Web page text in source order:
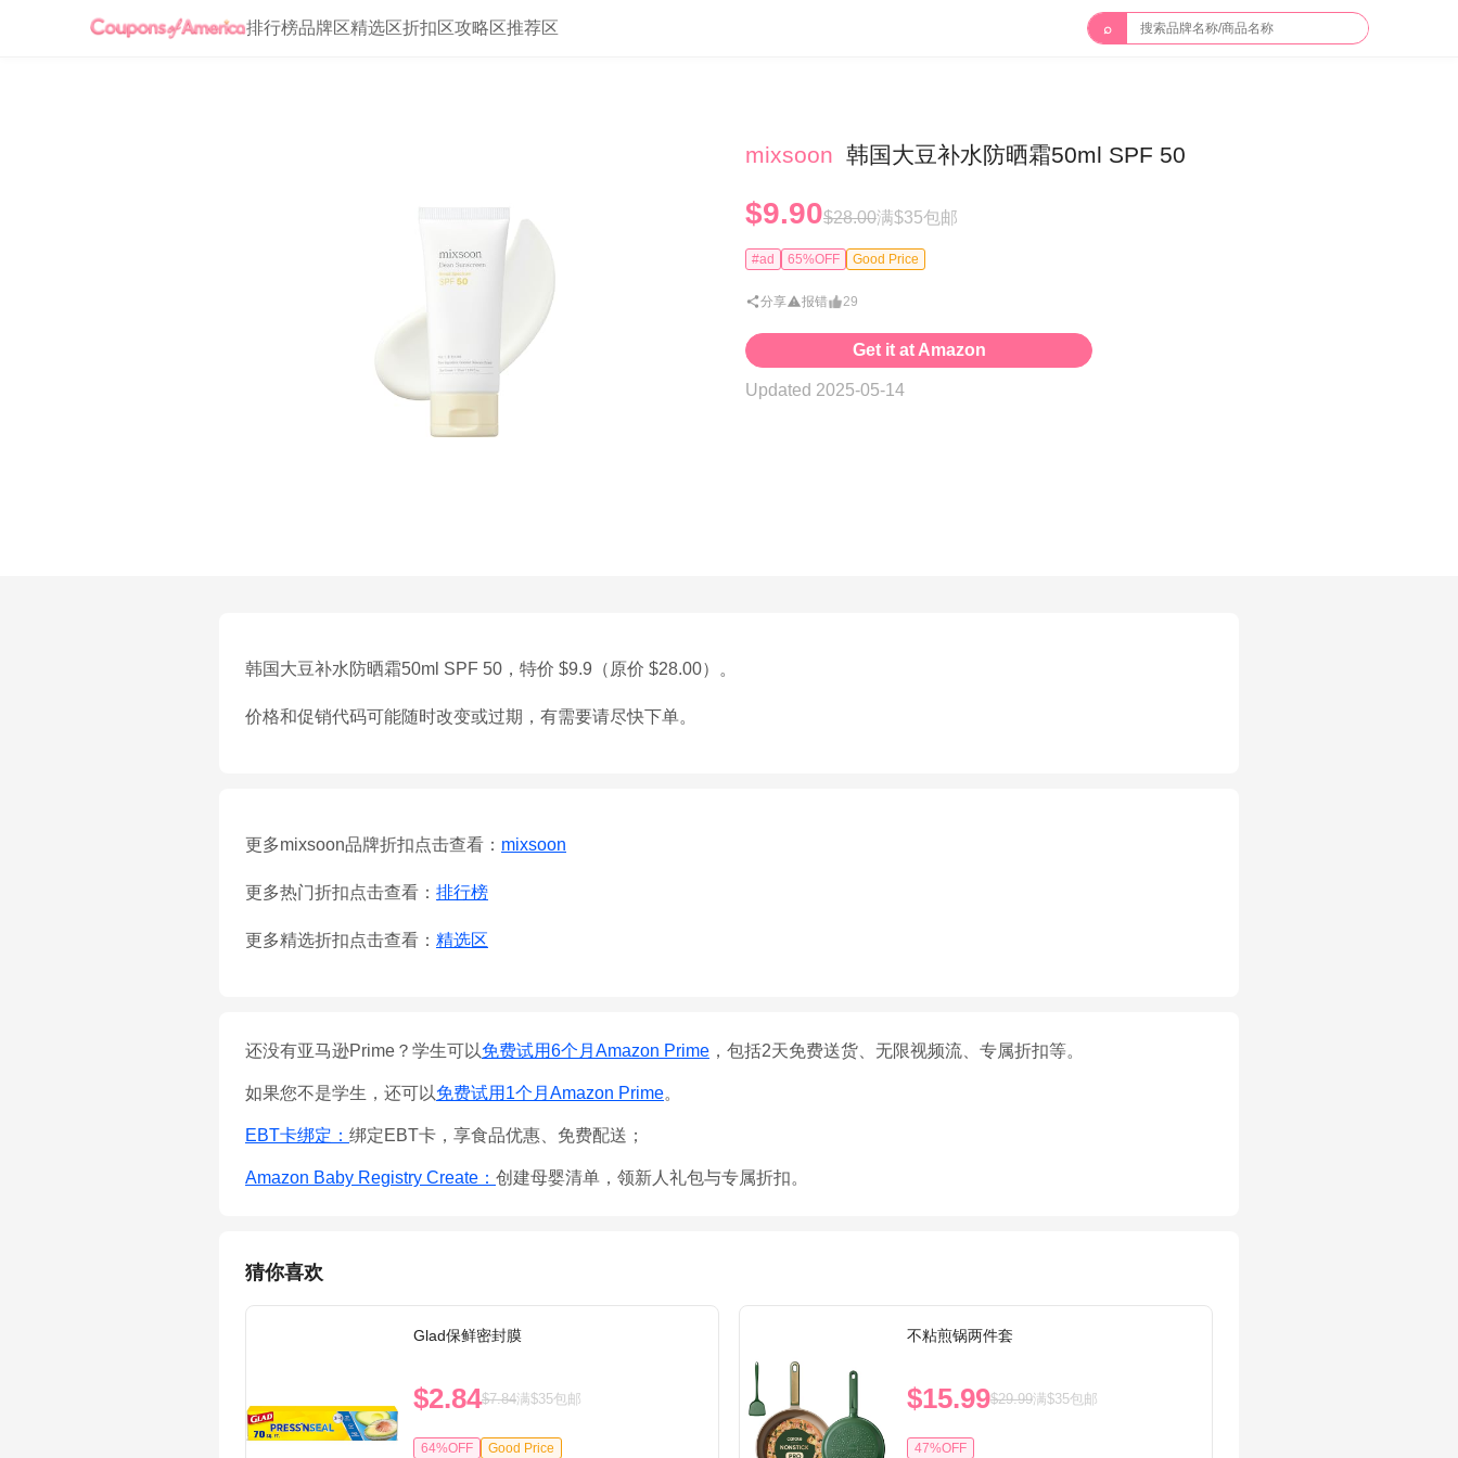
排行榜品牌区精选区折扣区攻略区推荐区 ⌕
mixsoon 韩国大豆补水防晒霜50ml SPF 50
$9.90$28.00满$35包邮
#ad 65%OFF Good Price
分享 报错 29
Get it at Amazon
Updated 2025-05-14
韩国大豆补水防晒霜50ml SPF 50，特价 $9.9（原价 $28.00）。
价格和促销代码可能随时改变或过期，有需要请尽快下单。
更多mixsoon品牌折扣点击查看： mixsoon
更多热门折扣点击查看： 排行榜
更多精选折扣点击查看： 精选区
还没有亚马逊Prime？学生可以免费试用6个月Amazon Prime ，包括2天免费送货、无限视频流、专属折扣等。
如果您不是学生，还可以免费试用1个月Amazon Prime。
EBT卡绑定： 绑定EBT卡，享食品优惠、免费配送；
Amazon Baby Registry Create： 创建母婴清单，领新人礼包与专属折扣。
猜你喜欢
Glad保鲜密封膜
$2.84$7.84满$35包邮
64%OFF Good Price
不粘煎锅两件套
$15.99$29.99满$35包邮
47%OFF